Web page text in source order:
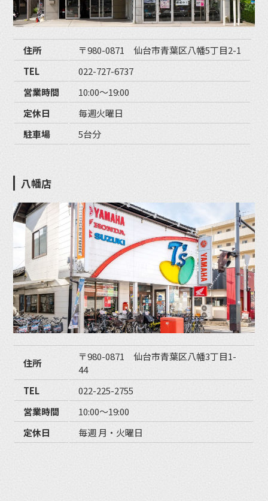
住所
〒980-0871 仙台市青葉区八幡5丁目2-1
TEL
022-727-6737
営業時間
10:00〜19:00
定休日
毎週火曜日
駐車場
5台分
八幡店
住所
〒980-0871 仙台市青葉区八幡3丁目1-
44
TEL
022-225-2755
営業時間
10:00〜19:00
定休日
毎週 月・火曜日